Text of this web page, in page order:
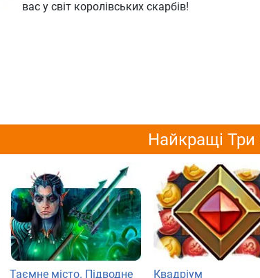
вас у світ королівських скарбів!
Найкращі Три
Таємне місто. Підводне Квадріум